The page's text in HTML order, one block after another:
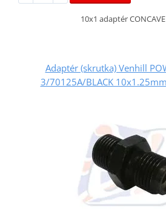
10x1 adaptér
Adaptér (skrutka) Venhill
3/70125A/BLACK